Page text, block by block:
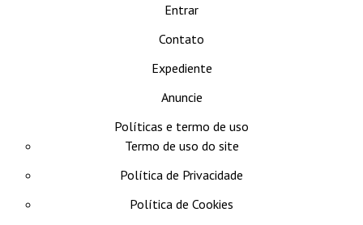
Entrar
Contato
Expediente
Anuncie
Políticas e termo de uso
Termo de uso do site
Política de Privacidade
Política de Cookies